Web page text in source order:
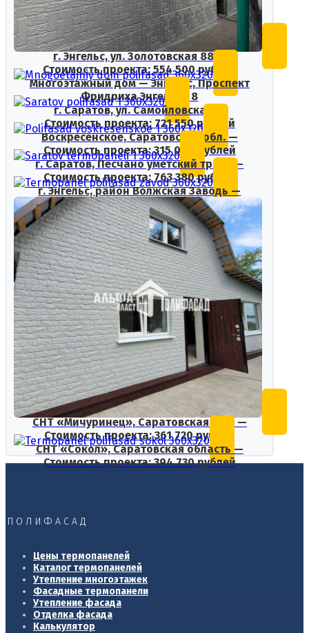
г. Энгельс, ул. Золотовская 88 —
Стоимость проекта: 554 500 рублей
Многоэтажный дом — Энгельс, Проспект
Фридриха Энгельса 8
г. Саратов, ул. Самойловская —
Стоимость проекта: 721 550 рублей
Воскресенское, Саратовская обл. —
Стоимость проекта: 315 000 рублей
г. Саратов, Песчано уметский тракт —
Стоимость проекта: 763 380 рублей
г. Энгельс, район Волжская Заводь —
Стоимость проекта: 735 000 рублей
СНТ «Мичуринец», Саратовская обл. —
Стоимость проекта: 361 720 рублей
СНТ «Сокол», Саратовская область —
Стоимость проекта: 394 730 рублей
ПОЛИФАСАД
Цены термопанелей
Каталог термопанелей
Утепление многоэтажек
Фасадные термопанели
Утепление фасада
Отделка фасада
Калькулятор